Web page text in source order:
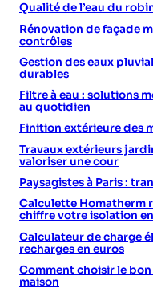
Qualité de l’eau du
Rénovation de façade
contrôles
Gestion des eaux
durables
Filtre à eau : solutions
au quotidien
Finition extérieure des
Travaux extérieurs
valoriser une cour
Paysagistes à Paris :
Calculette Homatherm
chiffre votre isolation
Calculateur de charge
recharges en euros
Comment choisir le
maison